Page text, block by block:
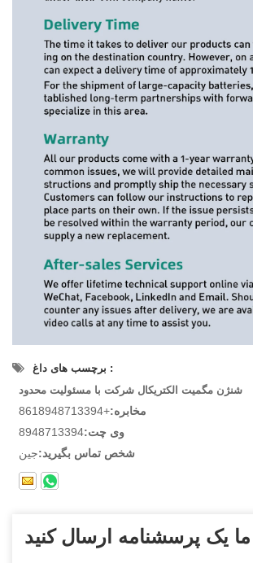
برچسب های داغ :
شنژن مگمیت الکتریکال شرکت با مسئولیت محدود
مخابره:+8618948713394
وی چت:8948713394
شخص تماس بگیرید:جین
ما یک پرسشنامه ارسال کنید